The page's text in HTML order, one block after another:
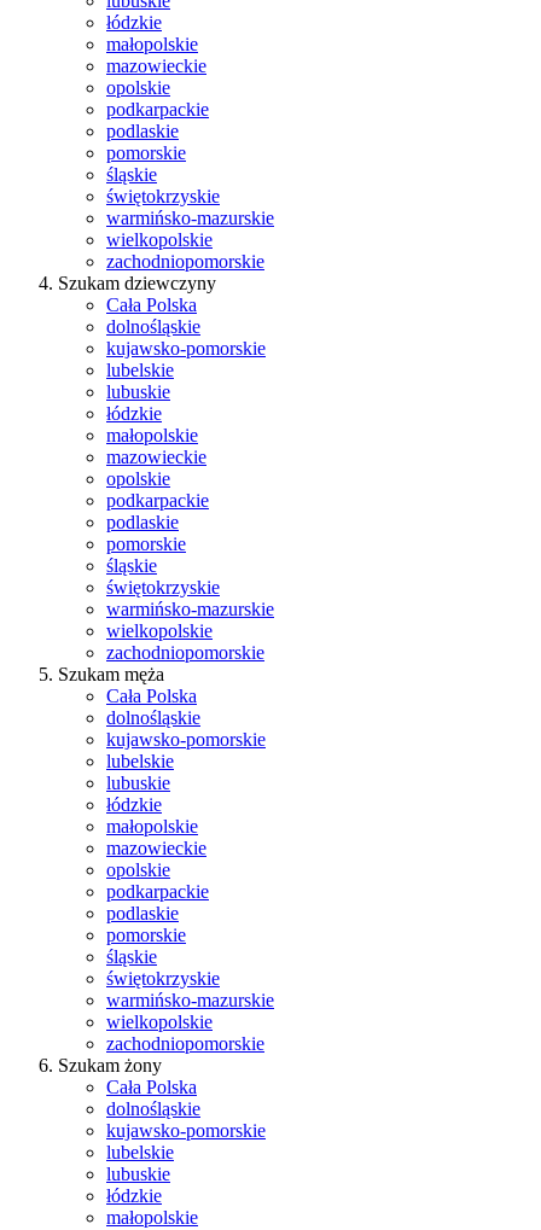
łódzkie
małopolskie
mazowieckie
opolskie
podkarpackie
podlaskie
pomorskie
śląskie
świętokrzyskie
warmińsko-mazurskie
wielkopolskie
zachodniopomorskie
Szukam dziewczyny
Cała Polska
dolnośląskie
kujawsko-pomorskie
lubelskie
lubuskie
łódzkie
małopolskie
mazowieckie
opolskie
podkarpackie
podlaskie
pomorskie
śląskie
świętokrzyskie
warmińsko-mazurskie
wielkopolskie
zachodniopomorskie
Szukam męża
Cała Polska
dolnośląskie
kujawsko-pomorskie
lubelskie
lubuskie
łódzkie
małopolskie
mazowieckie
opolskie
podkarpackie
podlaskie
pomorskie
śląskie
świętokrzyskie
warmińsko-mazurskie
wielkopolskie
zachodniopomorskie
Szukam żony
Cała Polska
dolnośląskie
kujawsko-pomorskie
lubelskie
lubuskie
łódzkie
małopolskie